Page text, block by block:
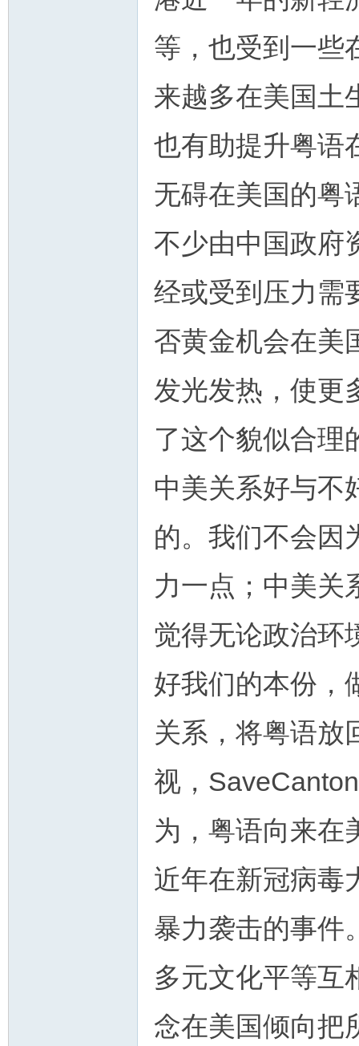
等，也受到一些
来越多在美国土
也有助提升粤语
无碍在美国的粤
不少由中国政府
经或受到压力需
否黄金机会在美
发光发热，使更
了这个貌似合理
中美关系好与不
的。我们不会因
力一点；中美关
觉得无论政治环
好我们的本份，
关系，将粤语放
视，
为，粤语向来在
近年在新冠病毒
暴力袭击的事件
多元文化平等互
念在美国倾向把